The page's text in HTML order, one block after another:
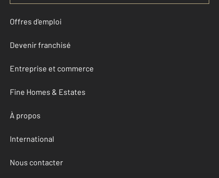
Offres d'emploi
Devenir franchisé
Entreprise et commerce
Fine Homes & Estates
À propos
International
Nous contacter